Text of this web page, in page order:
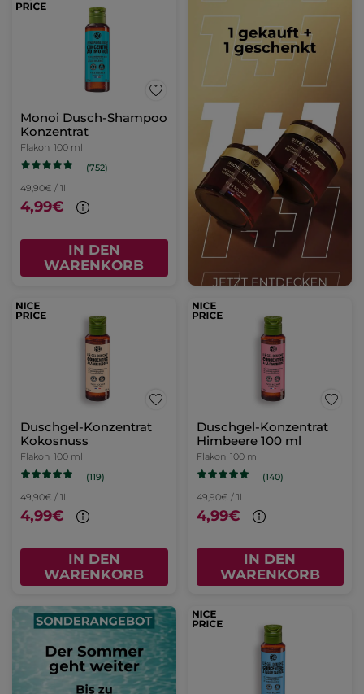
Monoi Dusch-Shampoo
Konzentrat
Flakon 100 ml
(752)
49,90€ / 1l
4,99€
IN DEN
WARENKORB
Duschgel-Konzentrat
Kokosnuss
Flakon 100 ml
(119)
49,90€ / 1l
4,99€
IN DEN
WARENKORB
Duschgel-Konzentrat
Himbeere 100 ml
Flakon 100 ml
(140)
49,90€ / 1l
4,99€
IN DEN
WARENKORB